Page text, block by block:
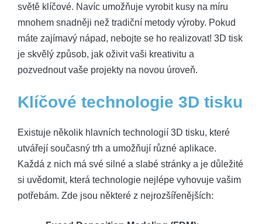
světě klíčové. Navíc umožňuje vyrobit kusy na míru
mnohem snadněji než tradiční metody výroby. Pokud
máte zajímavý nápad, nebojte se ho realizovat! 3D tisk
je skvělý způsob, jak oživit vaši kreativitu a
pozvednout vaše projekty na novou úroveň.
Klíčové technologie 3D tisku
Existuje několik hlavních technologií 3D tisku, které
utvářejí současný trh a umožňují různé aplikace.
Každá z nich má své silné a slabé stránky a je důležité
si uvědomit, která technologie nejlépe vyhovuje vašim
potřebám. Zde jsou některé z nejrozšířenějších: